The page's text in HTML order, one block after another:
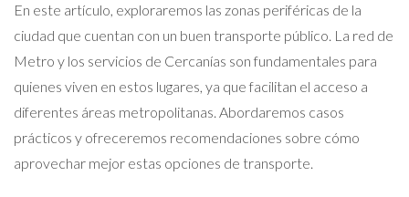
En este artículo, exploraremos las zonas periféricas de la
ciudad que cuentan con un buen transporte público. La red de
Metro y los servicios de Cercanías son fundamentales para
quienes viven en estos lugares, ya que facilitan el acceso a
diferentes áreas metropolitanas. Abordaremos casos
prácticos y ofreceremos recomendaciones sobre cómo
aprovechar mejor estas opciones de transporte.